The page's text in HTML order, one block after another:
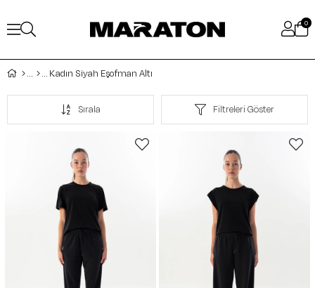
0
Kadın Siyah Eşofman Altı
Filtreleri Göster
Sırala